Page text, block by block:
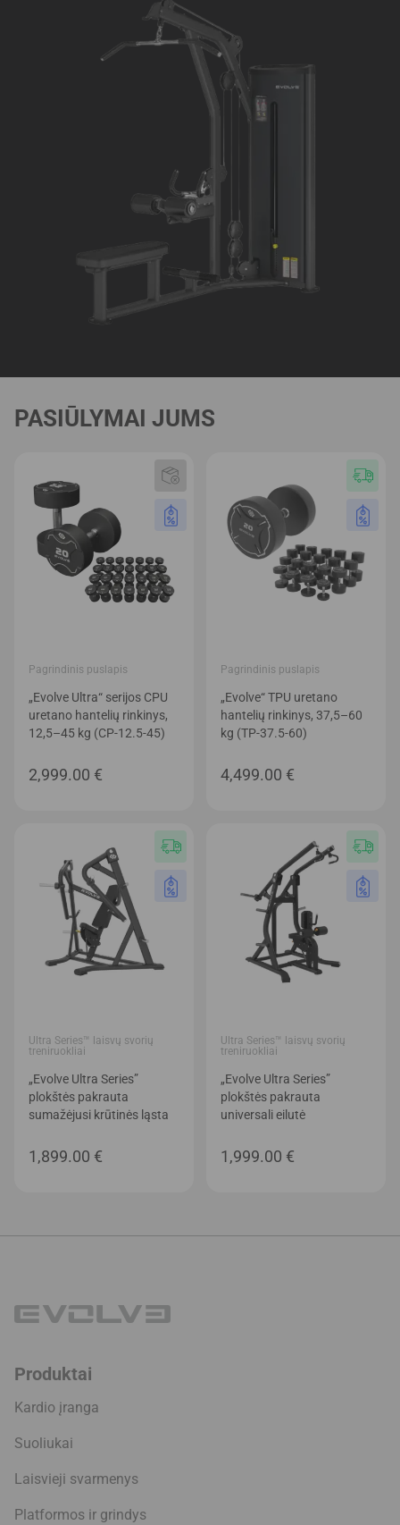
PASIŪLYMAI JUMS
Pagrindinis puslapis
„Evolve Ultra“ serijos CPU
uretano hantelių rinkinys,
12,5–45 kg (CP-12.5-45)
2,999.00 €
Pagrindinis puslapis
„Evolve“ TPU uretano
hantelių rinkinys, 37,5–60
kg (TP-37.5-60)
4,499.00 €
Ultra Series™ laisvų svorių
treniruokliai
„Evolve Ultra Series”
plokštės pakrauta
sumažėjusi krūtinės ląsta
1,899.00 €
Ultra Series™ laisvų svorių
treniruokliai
„Evolve Ultra Series”
plokštės pakrauta
universali eilutė
1,999.00 €
Produktai
Kardio įranga
Suoliukai
Laisvieji svarmenys
Platformos ir grindys